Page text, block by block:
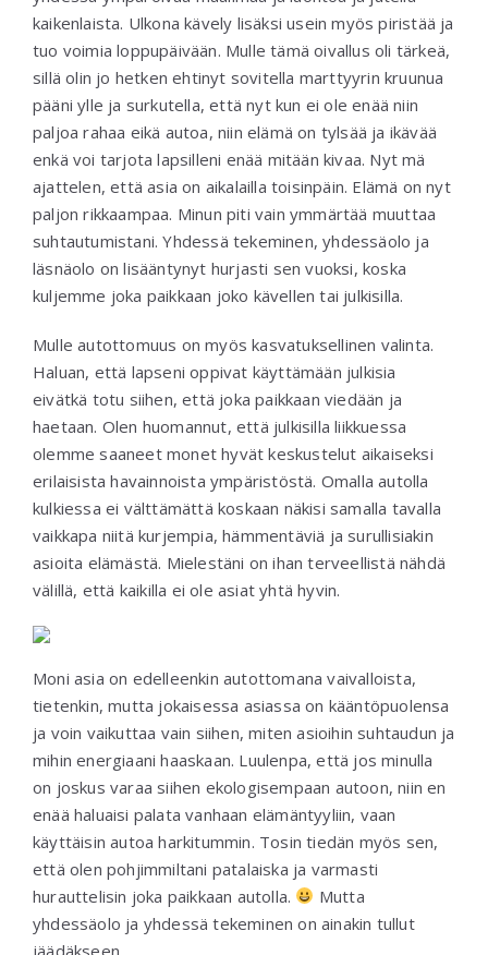
kaikenlaista. Ulkona kävely lisäksi usein myös piristää ja
tuo voimia loppupäivään. Mulle tämä oivallus oli tärkeä,
sillä olin jo hetken ehtinyt sovitella marttyyrin kruunua
pääni ylle ja surkutella, että nyt kun ei ole enää niin
paljoa rahaa eikä autoa, niin elämä on tylsää ja ikävää
enkä voi tarjota lapsilleni enää mitään kivaa. Nyt mä
ajattelen, että asia on aikalailla toisinpäin. Elämä on nyt
paljon rikkaampaa. Minun piti vain ymmärtää muuttaa
suhtautumistani. Yhdessä tekeminen, yhdessäolo ja
läsnäolo on lisääntynyt hurjasti sen vuoksi, koska
kuljemme joka paikkaan joko kävellen tai julkisilla.
Mulle autottomuus on myös kasvatuksellinen valinta.
Haluan, että lapseni oppivat käyttämään julkisia
eivätkä totu siihen, että joka paikkaan viedään ja
haetaan. Olen huomannut, että julkisilla liikkuessa
olemme saaneet monet hyvät keskustelut aikaiseksi
erilaisista havainnoista ympäristöstä. Omalla autolla
kulkiessa ei välttämättä koskaan näkisi samalla tavalla
vaikkapa niitä kurjempia, hämmentäviä ja surullisiakin
asioita elämästä. Mielestäni on ihan terveellistä nähdä
välillä, että kaikilla ei ole asiat yhtä hyvin.
Moni asia on edelleenkin autottomana vaivalloista,
tietenkin, mutta jokaisessa asiassa on kääntöpuolensa
ja voin vaikuttaa vain siihen, miten asioihin suhtaudun ja
mihin energiaani haaskaan. Luulenpa, että jos minulla
on joskus varaa siihen ekologisempaan autoon, niin en
enää haluaisi palata vanhaan elämäntyyliin, vaan
käyttäisin autoa harkitummin. Tosin tiedän myös sen,
että olen pohjimmiltani patalaiska ja varmasti
hurauttelisin joka paikkaan autolla.
Mutta
yhdessäolo ja yhdessä tekeminen on ainakin tullut
jäädäkseen.